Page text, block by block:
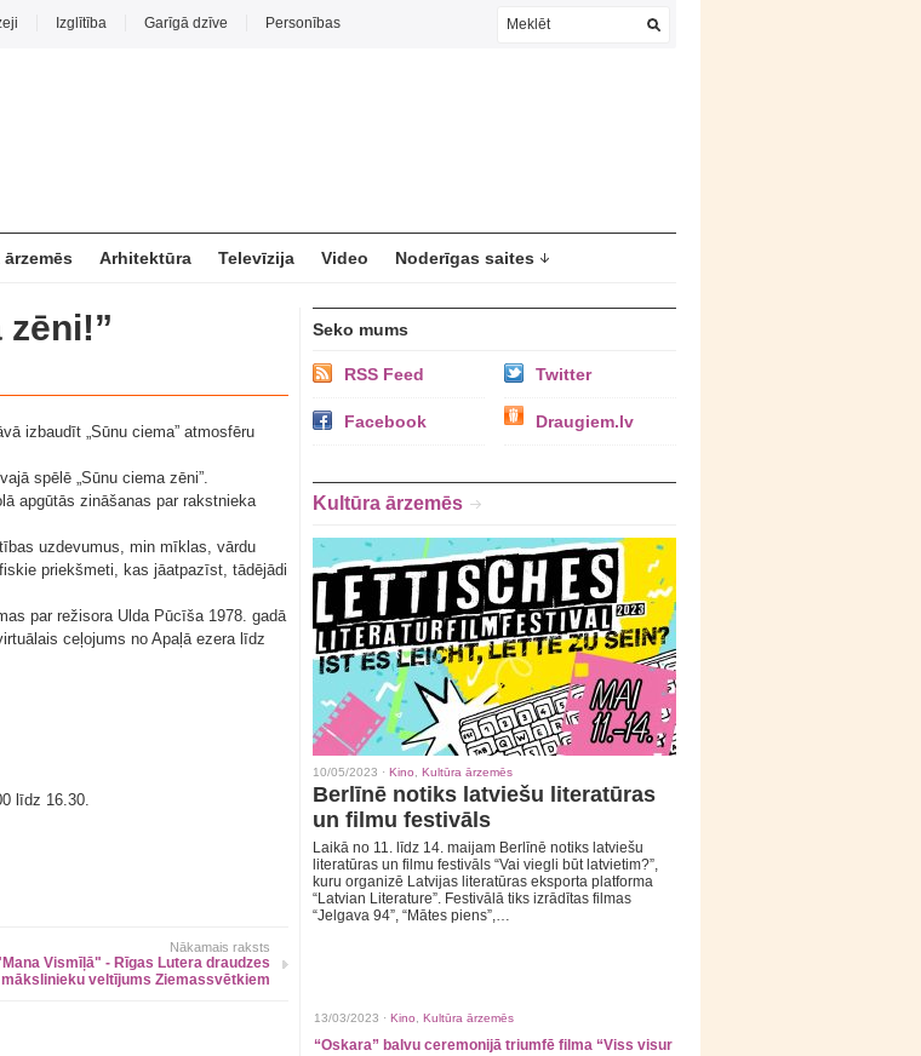
Izglītība Garīgā dzīve Personības
Arhitektūra Televīzija Video Noderīgas saites
zēni!”
izbaudīt „Sūnu ciema” atmosfēru
spēlē „Sūnu ciema zēni”.
apgūtās zināšanas par rakstnieka
uzdevumus, min mīklas, vārdu
priekšmeti, kas jāatpazīst, tādējādi
par režisora Ulda Pūcīša 1978. gadā
ceļojums no Apaļā ezera līdz
līdz 16.30.
Nākamais raksts
Vismīļā" - Rīgas Lutera draudzes
mākslinieku veltījums Ziemassvētkiem
Seko mums
RSS Feed Twitter
Facebook Draugiem.lv
Kultūra ārzemēs
10/05/2023 · Kino Kultūra ārzemēs
Berlīnē notiks latviešu literatūras
un filmu festivāls
Laikā no 11. līdz 14. maijam Berlīnē notiks latviešu
literatūras un filmu festivāls “Vai viegli būt latvietim?”,
kuru organizē Latvijas literatūras eksporta platforma
“Latvian Literature”. Festivālā tiks izrādītas filmas
“Jelgava 94”, “Mātes piens”,…
13/03/2023 · Kino Kultūra ārzemēs
“Oskara” balvu ceremonijā triumfē filma “Viss visur